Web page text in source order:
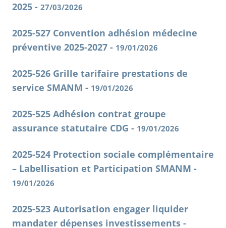
2025 - 27/03/2026
2025-527 Convention adhésion médecine
préventive 2025-2027 - 19/01/2026
2025-526 Grille tarifaire prestations de
service SMANM - 19/01/2026
2025-525 Adhésion contrat groupe
assurance statutaire CDG - 19/01/2026
2025-524 Protection sociale complémentaire
– Labellisation et Participation SMANM -
19/01/2026
2025-523 Autorisation engager liquider
mandater dépenses investissements -